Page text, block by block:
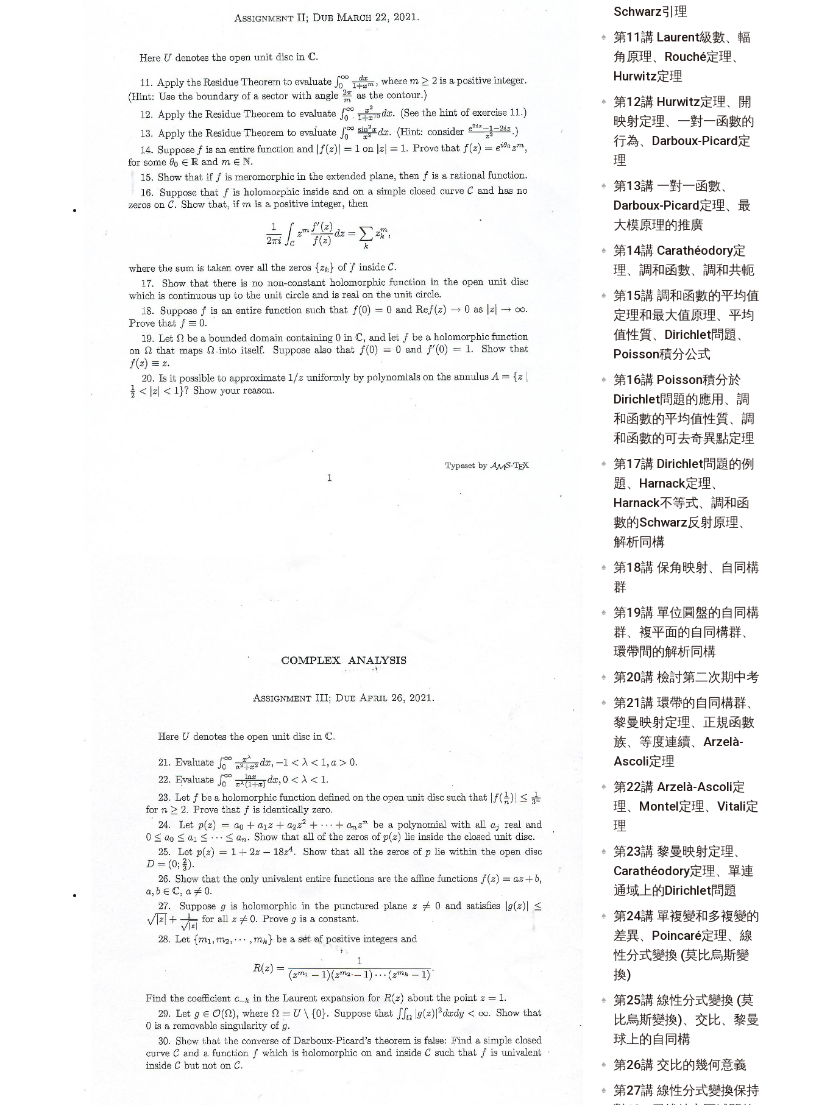
Schwarz引理
第11講 Laurent級數、輻
角原理、Rouché定理、
Hurwitz定理
第12講 Hurwitz定理、開
映射定理、一對一函數的
行為、Darboux-Picard定
理
第13講 一對一函數、
Darboux-Picard定理、最
大模原理的推廣
第14講 Carathéodory定
理、調和函數、調和共軛
第15講 調和函數的平均值
定理和最大值原理、平均
值性質、Dirichlet問題、
Poisson積分公式
第16講 Poisson積分於
Dirichlet問題的應用、調
和函數的平均值性質、調
和函數的可去奇異點定理
第17講 Dirichlet問題的例
題、Harnack定理、
Harnack不等式、調和函
數的Schwarz反射原理、
解析同構
第18講 保角映射、自同構
群
第19講 單位圓盤的自同構
群、複平面的自同構群、
環帶間的解析同構
第20講 檢討第二次期中考
第21講 環帶的自同構群、
黎曼映射定理、正規函數
族、等度連續、Arzelà-
Ascoli定理
第22講 Arzelà-Ascoli定
理、Montel定理、Vitali定
理
第23講 黎曼映射定理、
Carathéodory定理、單連
通域上的Dirichlet問題
第24講 單複變和多複變的
差異、Poincaré定理、線
性分式變換 (莫比烏斯變
換)
第25講 線性分式變換 (莫
比烏斯變換)、交比、黎曼
球上的自同構
第26講 交比的幾何意義
第27講 線性分式變換保持